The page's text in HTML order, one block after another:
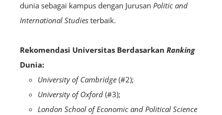
dunia sebagai kampus dengan Jurusan Politic and
International Studies terbaik.
Rekomendasi Universitas Berdasarkan Ranking
Dunia:
University of Cambridge (#2);
University of Oxford (#3);
London School of Economic and Political Science